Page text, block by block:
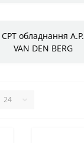
CPT обладнання A.P.
VAN DEN BERG